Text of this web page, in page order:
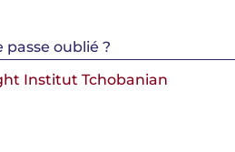
passe oublié ?
Institut Tchobanian